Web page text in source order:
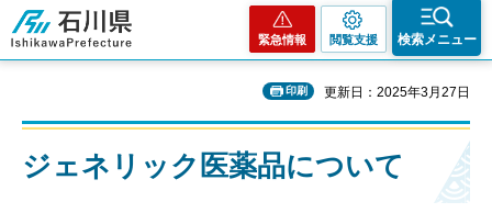
石川県
緊急情報 閲覧支援 検索メニュー
印刷 更新日：2025年3月27日
ジェネリック医薬品について